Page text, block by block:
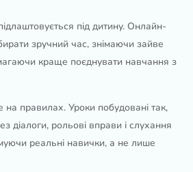
під дитину. Онлайн-
зручний час, знімаючи зайве
краще поєднувати навчання з
на правилах. Уроки побудовані так,
діалоги, рольові вправи і слухання
реальні навички, а не лише